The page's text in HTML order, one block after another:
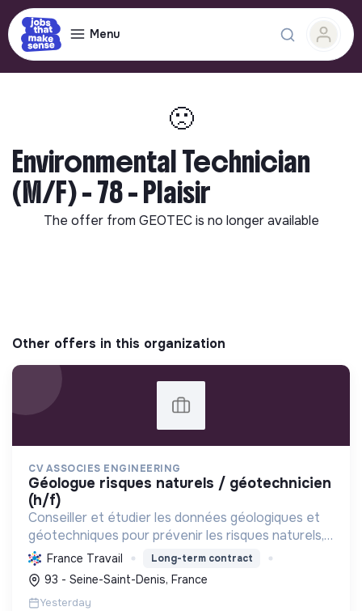
Menu
🙁
Environmental Technician
(M/F) - 78 - Plaisir
The offer from GEOTECis no longer available
Other offers in this organization
CV ASSOCIES ENGINEERING
géologue risques naturels / géotechnicien
(h/f)
Conseiller et étudier les données géologiques et
géotechniques pour prévenir les risques naturels,
sécuriser les infrastructures et s'engager
activement dans la transition écologique et
sociale.
France Travail Long-term contract
93 - Seine-Saint-Denis, France
Yesterday